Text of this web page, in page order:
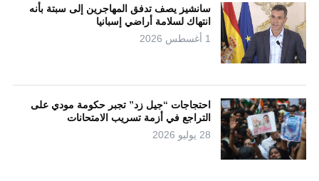
سانشيز يصف تدفق المهاجرين إلى سبتة بأنه
انتهاك لسلامة أراضي إسبانيا
1 أغسطس 2026
احتجاجات “جيل زد” تجبر حكومة مودي على
التراجع في أزمة تسريب الامتحانات
28 يوليو 2026